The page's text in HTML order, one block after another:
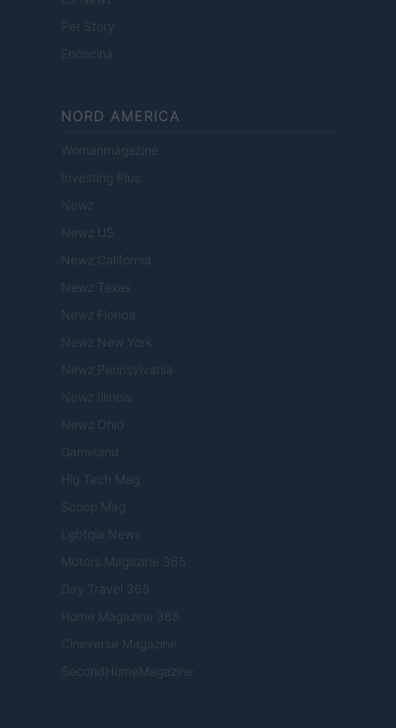
Pet Story
Encocina
NORD AMERICA
Womanmagazine
Investing Plus
Newz
Newz US
Newz California
Newz Texas
Newz Florida
Newz New York
Newz Pennsylvania
Newz Illinois
Newz Ohio
Gameland
Hig Tech Mag
Scoop Mag
Lgbtqia News
Motors Magazine 365
Day Travel 365
Home Magazine 365
Cineverse Magazine
SecondHomeMagazine